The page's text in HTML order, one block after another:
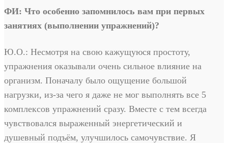
ФИ: Что особенно запомнилось вам при первых
занятиях (выполнении упражнений)?
Ю.О.: Несмотря на свою кажущуюся простоту,
упражнения оказывали очень сильное влияние на
организм. Поначалу было ощущение большой
нагрузки, из-за чего я даже не мог выполнять все 5
комплексов упражнений сразу. Вместе с тем всегда
чувствовался выраженный энергетический и
душевный подъём, улучшилось самочувствие. Я